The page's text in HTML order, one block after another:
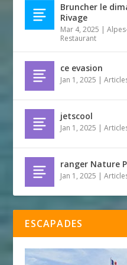
Bruncher le
Rivage
Mar 4, 2025 |
Restaurant
ce evasion
Jan 1, 2025 |
jetscool
Jan 1, 2025 |
ranger Nature
Jan 1, 2025 |
ESCAPADES